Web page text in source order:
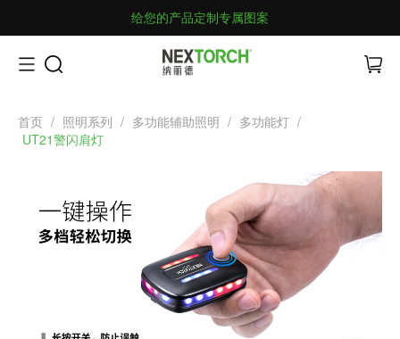
给您的产品定制专属图案
首页 / 照明系列 / 多功能辅助照明 / 多功能灯 /
UT21警闪肩灯